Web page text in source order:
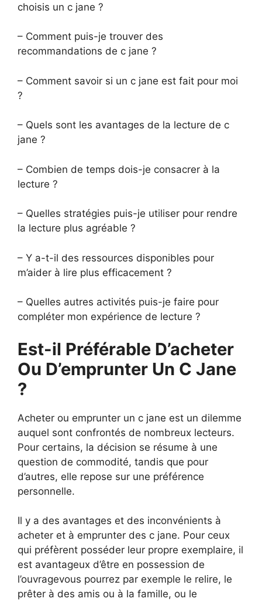
choisis un c jane ?
– Comment puis-je trouver des
recommandations de c jane ?
– Comment savoir si un c jane est fait pour moi
?
– Quels sont les avantages de la lecture de c
jane ?
– Combien de temps dois-je consacrer à la
lecture ?
– Quelles stratégies puis-je utiliser pour rendre
la lecture plus agréable ?
– Y a-t-il des ressources disponibles pour
m’aider à lire plus efficacement ?
– Quelles autres activités puis-je faire pour
compléter mon expérience de lecture ?
Est-il Préférable D’acheter
Ou D’emprunter Un C Jane
?
Acheter ou emprunter un c jane est un dilemme
auquel sont confrontés de nombreux lecteurs.
Pour certains, la décision se résume à une
question de commodité, tandis que pour
d’autres, elle repose sur une préférence
personnelle.
Il y a des avantages et des inconvénients à
acheter et à emprunter des c jane. Pour ceux
qui préfèrent posséder leur propre exemplaire, il
est avantageux d’être en possession de
l’ouvragevous pourrez par exemple le relire, le
prêter à des amis ou à la famille, ou le